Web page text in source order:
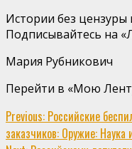
Истории без цензуры
Подписывайтесь на
Мария Рубникович
Перейти в «Мою
Continue
Previous: Российские
заказчиков: Оружие: Наука